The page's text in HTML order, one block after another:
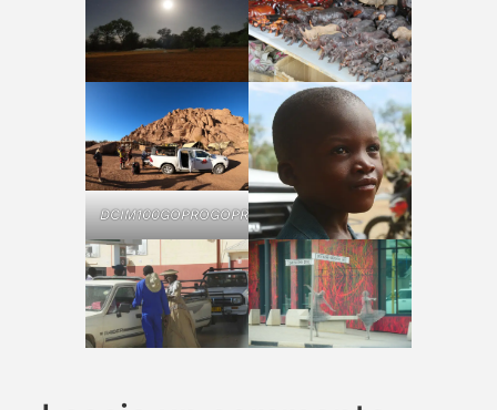
DCIM100GOPROGOPR0116.JPG